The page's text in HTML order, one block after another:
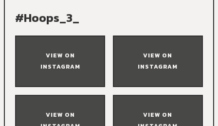
#Hoops_3_
VIEW ON
INSTAGRAM
VIEW ON
INSTAGRAM
VIEW ON
VIEW ON